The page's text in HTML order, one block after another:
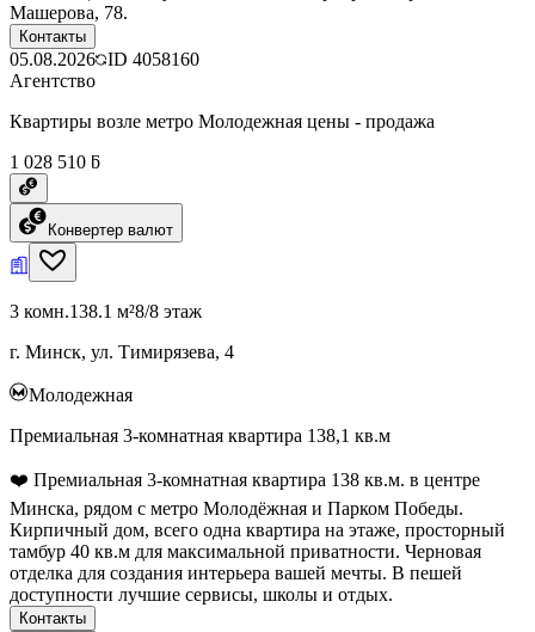
Машерова, 78.
Контакты
05.08.2026 ID 4058160
Агентство
Квартиры возле метро Молодежная цены - продажа
1 028 510 ƃ
Конвертер валют
3 комн.138.1 м²8/8 этаж
г. Минск, ул. Тимирязева, 4
Молодежная
Премиальная 3-комнатная квартира 138,1 кв.м
❤️ Премиальная 3-комнатная квартира 138 кв.м. в центре
Минска, рядом с метро Молодёжная и Парком Победы.
Кирпичный дом, всего одна квартира на этаже, просторный
тамбур 40 кв.м для максимальной приватности. Черновая
отделка для создания интерьера вашей мечты. В пешей
доступности лучшие сервисы, школы и отдых.
Контакты